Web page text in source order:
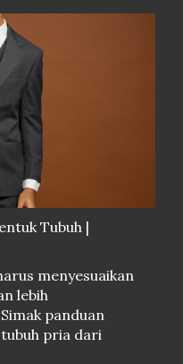
Tubuh |
menyesuaikan
lebih
panduan
pria dari